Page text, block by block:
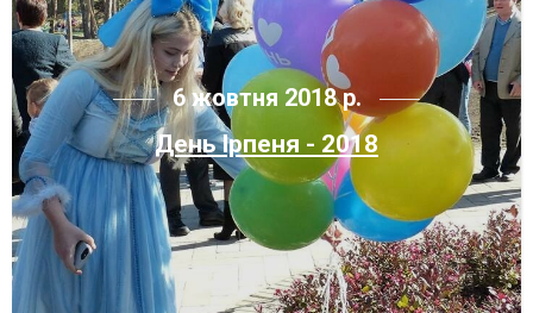
6 жовтня 2018 р.
День Ірпеня - 2018